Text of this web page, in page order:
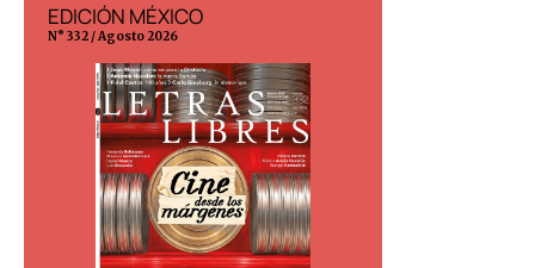
EDICIÓN MÉXICO
N° 332 / Agosto 2026